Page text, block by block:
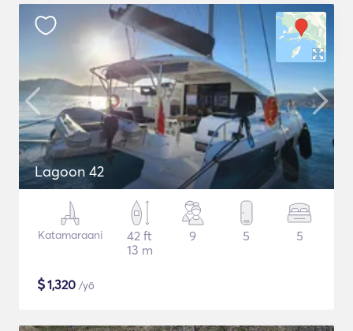
Lagoon 42
Katamaraani
42 ft
13 m
9 5 5
$1,320 /yö